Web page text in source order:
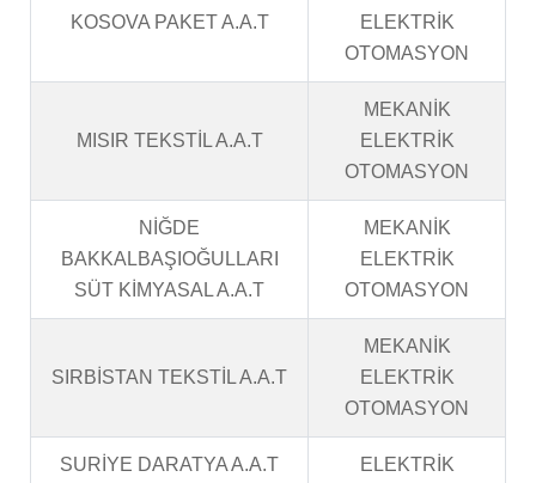
KOSOVA PAKET A.A.T
ELEKTRİK
OTOMASYON
MISIR TEKSTİL A.A.T
MEKANİK
ELEKTRİK
OTOMASYON
NİĞDE
BAKKALBAŞIOĞULLARI
SÜT KİMYASAL A.A.T
MEKANİK
ELEKTRİK
OTOMASYON
SIRBİSTAN TEKSTİL A.A.T
MEKANİK
ELEKTRİK
OTOMASYON
SURİYE DARATYA A.A.T ELEKTRİK